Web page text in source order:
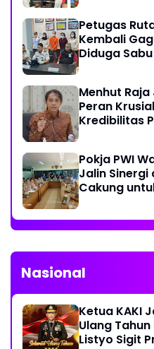
Petugas
Kembali
Diduga
Menhut
Peran
Kredibilitas
Pokja PWI
Jalin
Cakung
Nasional
Ketua KAKI
Ulang
Listyo Sigit